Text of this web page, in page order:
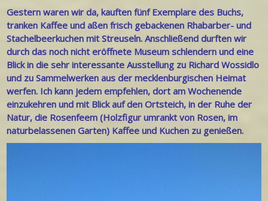
Gestern waren wir da, kauften fünf Exemplare des Buchs,
tranken Kaffee und aßen frisch gebackenen Rhabarber- und
Stachelbeerkuchen mit Streuseln. Anschließend durften wir
durch das noch nicht eröffnete Museum schlendern und eine
Blick in die sehr interessante Ausstellung zu Richard Wossidlo
und zu Sammelwerken aus der mecklenburgischen Heimat
werfen. Ich kann jedem empfehlen, dort am Wochenende
einzukehren und mit Blick auf den Ortsteich, in der Ruhe der
Natur, die Rosenfeem (Holzfigur umrankt von Rosen, im
naturbelassenen Garten) Kaffee und Kuchen zu genießen.